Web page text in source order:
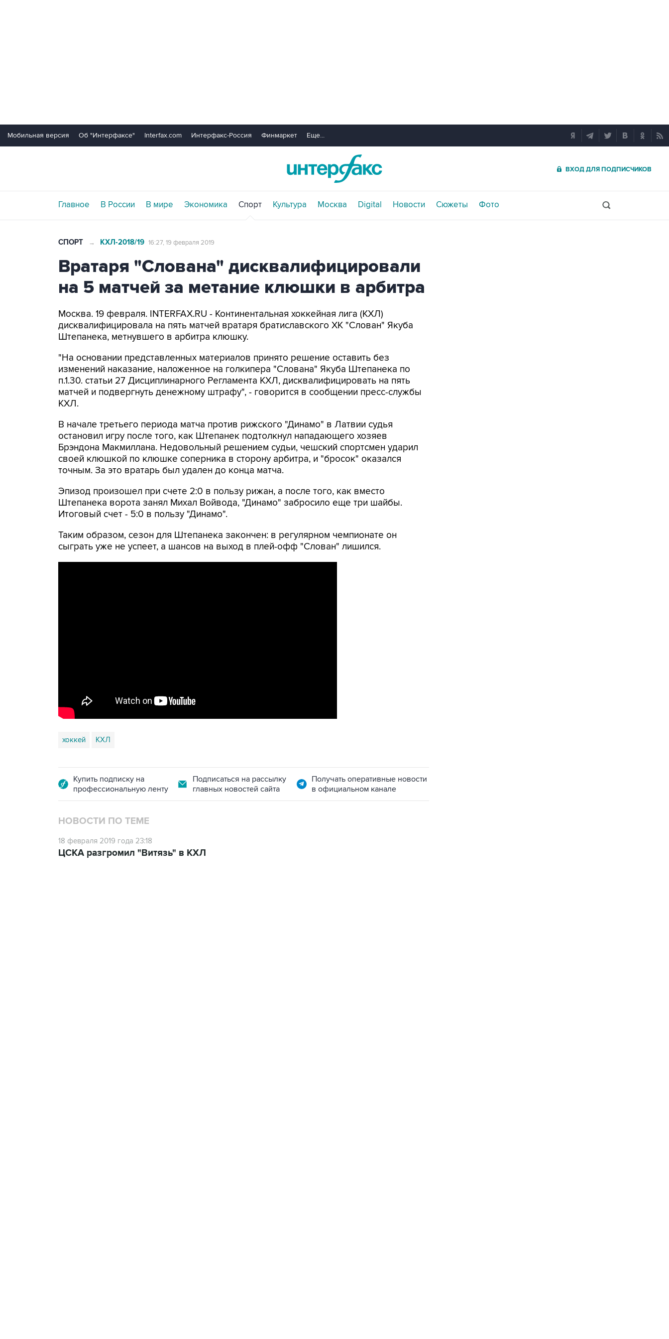
Мобильная версия Об "Интерфаксе" Interfax.com Интерфакс-Россия Финмаркет Еще...
ВХОД ДЛЯ ПОДПИСЧИКОВ
Главное В России В мире Экономика Спорт Культура Москва Digital Новости Сюжеты Фото
СПОРТ → КХЛ-2018/19 16:27, 19 февраля 2019
Вратаря "Слована" дисквалифицировали
на 5 матчей за метание клюшки в арбитра
Москва. 19 февраля. INTERFAX.RU - Континентальная хоккейная лига (КХЛ)
дисквалифицировала на пять матчей вратаря братиславского ХК "Слован" Якуба
Штепанека, метнувшего в арбитра клюшку.
"На основании представленных материалов принято решение оставить без
изменений наказание, наложенное на голкипера "Слована" Якуба Штепанека по
п.1.30. статьи 27 Дисциплинарного Регламента КХЛ, дисквалифицировать на пять
матчей и подвергнуть денежному штрафу", - говорится в сообщении пресс-службы
КХЛ.
В начале третьего периода матча против рижского "Динамо" в Латвии судья
остановил игру после того, как Штепанек подтолкнул нападающего хозяев
Брэндона Макмиллана. Недовольный решением судьи, чешский спортсмен ударил
своей клюшкой по клюшке соперника в сторону арбитра, и "бросок" оказался
точным. За это вратарь был удален до конца матча.
Эпизод произошел при счете 2:0 в пользу рижан, а после того, как вместо
Штепанека ворота занял Михал Войвода, "Динамо" забросило еще три шайбы.
Итоговый счет - 5:0 в пользу "Динамо".
Таким образом, сезон для Штепанека закончен: в регулярном чемпионате он
сыграть уже не успеет, а шансов на выход в плей-офф "Слован" лишился.
хоккей КХЛ
Купить подписку на
профессиональную ленту
Подписаться на рассылку
главных новостей сайта
Получать оперативные новости
в официальном канале
НОВОСТИ ПО ТЕМЕ
18 февраля 2019 года 23:18
ЦСКА разгромил "Витязь" в КХЛ